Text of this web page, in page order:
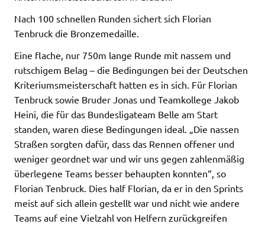
Nach 100 schnellen Runden sichert sich Florian
Tenbruck die Bronzemedaille.
Eine flache, nur 750m lange Runde mit nassem und
rutschigem Belag – die Bedingungen bei der Deutschen
Kriteriumsmeisterschaft hatten es in sich. Für Florian
Tenbruck sowie Bruder Jonas und Teamkollege Jakob
Heini, die für das Bundesligateam Belle am Start
standen, waren diese Bedingungen ideal. „Die nassen
Straßen sorgten dafür, dass das Rennen offener und
weniger geordnet war und wir uns gegen zahlenmäßig
überlegene Teams besser behaupten konnten“, so
Florian Tenbruck. Dies half Florian, da er in den Sprints
meist auf sich allein gestellt war und nicht wie andere
Teams auf eine Vielzahl von Helfern zurückgreifen